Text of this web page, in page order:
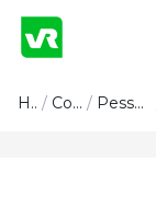
Conteúdo
Home / Conteúdo / Pessoas e Cultura